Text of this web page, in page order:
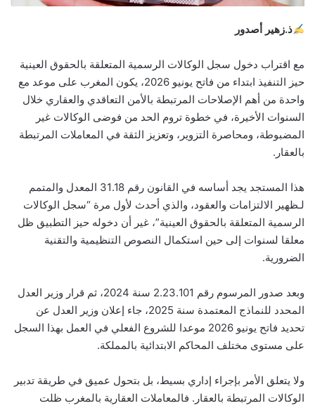
ذ.زهير أصدور
مع اقتراب دخول سجل الوكالات الرسمية المتعلقة بالحقوق العينية
حيز التنفيذ ابتداء من فاتح يونيو 2026، يكون المغرب على موعد مع
واحدة من أهم الإصلاحات المرتبطة بالأمن التعاقدي والعقاري خلال
السنوات الأخيرة، في خطوة تروم الحد من فوضى الوكالات غير
المضبوطة، ومحاصرة التزوير، وتعزيز الثقة في المعاملات المرتبطة
بالعقار.
هذا المستجد يجد أساسه في القانون رقم 31.18 المعدل والمتمم
لـظهير الالتزامات والعقود، والذي أحدث لأول مرة “سجل الوكالات
الرسمية المتعلقة بالحقوق العينية”، غير أن دخوله حيز التطبيق ظل
معلقا لسنوات إلى حين استكمال النصوص التنظيمية والتقنية
الضرورية.
وبعد صدور المرسوم رقم 2.23.101 سنة 2024، ثم قرار وزير العدل
المحدد للنماذج المعتمدة سنة 2025، جاء إعلان وزير العدل عن
تحديد فاتح يونيو 2026 موعدا للشروع الفعلي في العمل بهذا السجل
على مستوى مختلف المحاكم الابتدائية بالمملكة.
ولا يتعلق الأمر بإجراء إداري بسيط، بل بتحول عميق في طريقة تدبير
الوكالات المرتبطة بالعقار. فالمعاملات العقارية بالمغرب ظلت